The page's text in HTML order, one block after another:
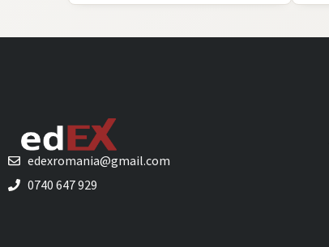
edexromania@gmail.com
0740 647 929